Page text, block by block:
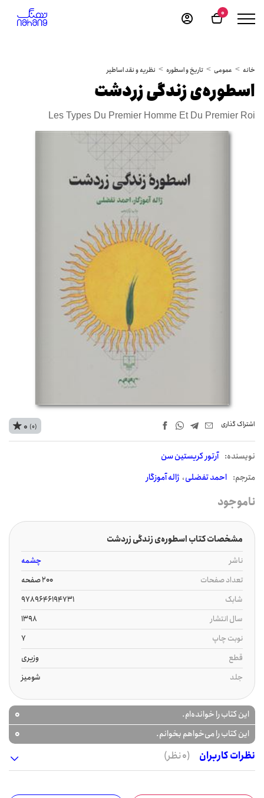
0
خانه عمومی تاریخ و اسطوره نظریه و نقد اساطیر
اسطوره‌ی زندگی زردشت
Les Types Du Premier Homme Et Du Premier Roi
اشتراک‌ گذاری
نويسنده: آرتور کریستین سن
مترجم: احمد تفضلی ژاله آموزگار
0 (0)
ناموجود
مشخصات کتاب اسطوره‌ی زندگی زردشت
ناشر
چشمه
تعداد صفحات
200 صفحه
شابک
9789646194731
سال انتشار
1398
نوبت چاپ
7
قطع
وزیری
جلد
شومیز
این کتاب را خوانده‌ام. 0
این کتاب را می‌خواهم بخوانم.
0
نظرات کاربران
(0 نظر)